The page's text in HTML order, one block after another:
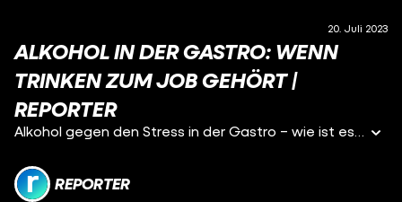
20. Juli 2023
ALKOHOL IN DER GASTRO: WENN
TRINKEN ZUM JOB GEHÖRT |
REPORTER
Alkohol gegen den Stress in der Gastro – wie ist es, wenn Bier, Wein und Schnaps immer dabei sind? Jobs in einer Kneipe oder Bar sind oft richtig stressig. Max von reporter begleitet Tim bei seiner Schicht in einem Wirtshaus. Seit Tim angefangen hat, in der Gastro zu arbeiten, trinkt er regelmäßig #Alkohol.
REPORTER